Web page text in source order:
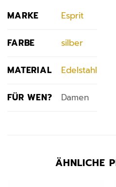
MARKE Esprit
FARBE silber
MATERIAL Edelstahl
FÜR WEN? Damen
ÄHNLICHE